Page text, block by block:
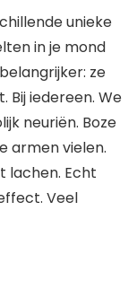
unieke
in je mond
ze
Bij iedereen. We
neuriën. Boze
armen vielen.
lachen. Echt
Veel